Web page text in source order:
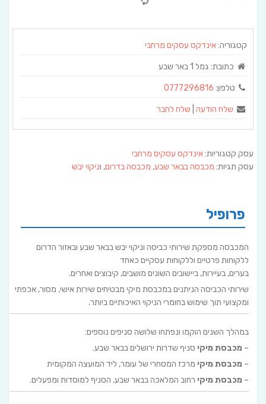
קטגוריה:אינדקס עסקים מרחבי
כתובת: גמל 1 באר שבע
טלפון: 0777296816
שלח הודעה שלח לחבר
עסק קטגוריות:אינדקס עסקים מרחבי
עסק תגיות: מכבסה בבאר שבע, מכבסה בדרום, וניקוי יבש
פרופיל
המכבסה מספקת שירותי כביסה וניקוי יבש בבאר שבע ובאזור הדרום
ללקוחות פרטיים וללקוחות עסקיים כאחד
בערים, בעיירות, ביישובים השונים מושבים, קיבוצים ואחרים.
שירותי הכביסה הניתנים במכבסת מיקי מבטיחים שירות אישי, מסור, אכפתי
ומקצועי תוך שימוש בחומרי הניקוי האיכותיים ביותר.
במהלך השנים הוקמו ונפתחו שלושה סניפים נוספים:
– מכבסת מיקי סניף שדרות ירושלים בבאר שבע.
– מכבסת מיקי מרכז המסחרי של עומר, ליד המועצה המקומית
– מכבסת מיקי רחוב המלאכה בבאר שבע, הסניף למוסדות ומפעלים.